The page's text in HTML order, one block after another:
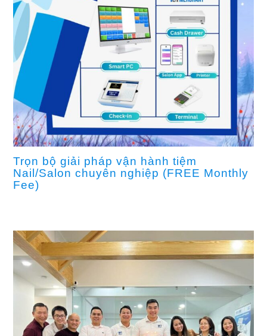
Trọn bộ giải pháp vận hành tiệm
Nail/Salon chuyên nghiệp (FREE Monthly
Fee)